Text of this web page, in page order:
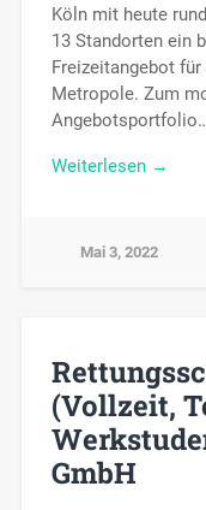
Köln mit heute
13 Standorten ein
Freizeitangebot
Metropole. Zum
Weiterlesen →
Mai 3, 2022
(Vollzeit,
GmbH